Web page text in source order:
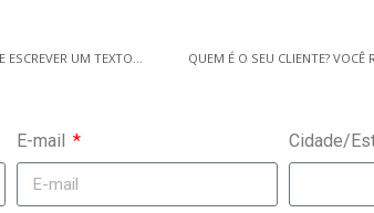
CONHEÇA OS PRINCIPAIS ERROS AO SE ESCREVER UM TEXTO PARA UM POST QUEM É O SEU CLIENTE? VOCÊ
E-mail Cidade/